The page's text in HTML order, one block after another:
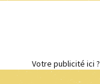
Votre publicité ici ?